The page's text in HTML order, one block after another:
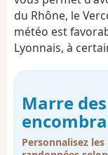
du Rhône, le
météo est
Lyonnais, à
Marre
Personnalisez